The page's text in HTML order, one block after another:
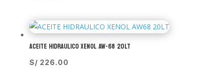
ACEITE HIDRAULICO XENOL AW-68 20LT
S/ 226.00